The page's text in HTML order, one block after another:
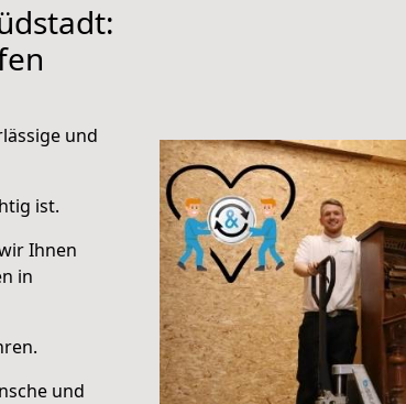
und
ist.
Ihnen
in
und